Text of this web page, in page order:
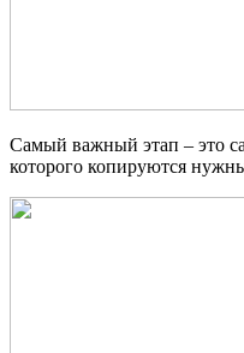
Самый важный этап – это
которого копируются